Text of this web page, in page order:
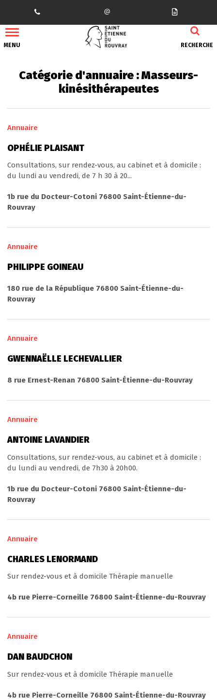
MENU RECHERCHE
Catégorie d'annuaire :Masseurs-
kinésithérapeutes
Annuaire
OPHÉLIE PLAISANT
Consultations, sur rendez-vous, au cabinet et à domicile :
du lundi au vendredi, de 7 h 30 à 20...
1b rue du Docteur-Cotoni 76800 Saint-Étienne-du-
Rouvray
Annuaire
PHILIPPE GOINEAU
180 rue de la République 76800 Saint-Étienne-du-
Rouvray
Annuaire
GWENNAËLLE LECHEVALLIER
8 rue Ernest-Renan 76800 Saint-Étienne-du-Rouvray
Annuaire
ANTOINE LAVANDIER
Consultations, sur rendez-vous, au cabinet et à domicile :
du lundi au vendredi, de 7h30 à 20h00.
1b rue du Docteur-Cotoni 76800 Saint-Étienne-du-
Rouvray
Annuaire
CHARLES LENORMAND
Sur rendez-vous et à domicile Thérapie manuelle
4b rue Pierre-Corneille 76800 Saint-Étienne-du-Rouvray
Annuaire
DAN BAUDCHON
Sur rendez-vous et à domicile Thérapie manuelle
4b rue Pierre-Corneille 76800 Saint-Étienne-du-Rouvray